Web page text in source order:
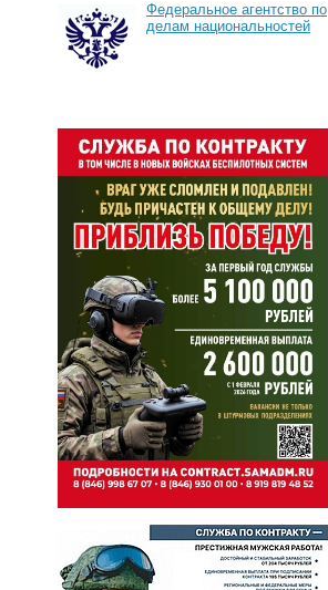
Федеральное агентство по
делам национальностей